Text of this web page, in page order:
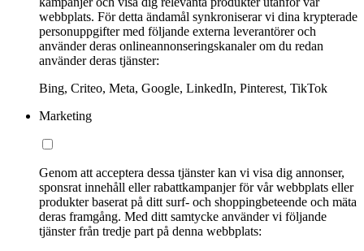
webbplats. För detta ändamål synkroniserar vi dina krypterade
personuppgifter med följande externa leverantörer och
använder deras onlineannonseringskanaler om du redan
använder deras tjänster:
Bing, Criteo, Meta, Google, LinkedIn, Pinterest, TikTok
Marketing
Genom att acceptera dessa tjänster kan vi visa dig annonser,
sponsrat innehåll eller rabattkampanjer för vår webbplats eller
produkter baserat på ditt surf- och shoppingbeteende och mäta
deras framgång. Med ditt samtycke använder vi följande
tjänster från tredje part på denna webbplats: